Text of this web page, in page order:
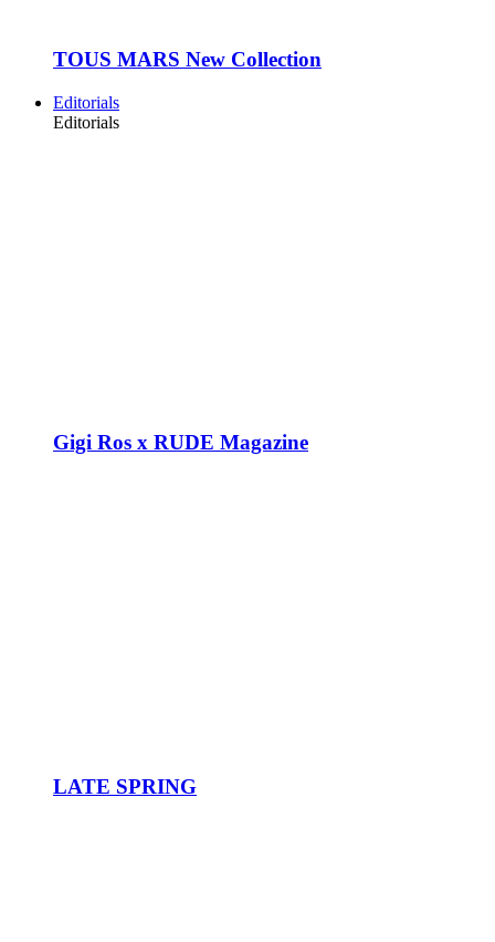
TOUS MARS New Collection
Editorials
Editorials
Gigi Ros x RUDE Magazine
LATE SPRING